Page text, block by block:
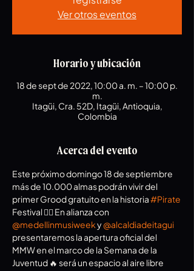
Ver otros eventos
Horario y ubicación
18 de sept de 2022, 10:00 a. m. – 10:00 p.
m.
Itagüi, Cra. 52D, Itagüi, Antioquia,
Colombia
Acerca del evento
Este próximo domingo 18 de septiembre
más de 10.000 almas podrán vivir del
primer Grood gratuito en la historia #Pirate
Festival 🏴‍☠️ En alianza con
@medellinmusiweek y @alcaldiadeitagui
presentaremos la apertura oficial del
MMW en el marco de la Semana de la
Juventud 🔥 será un espacio al aire libre